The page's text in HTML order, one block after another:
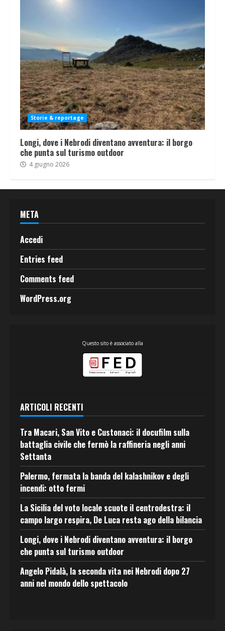
Storie & reportage
Longi, dove i Nebrodi diventano avventura: il borgo
che punta sul turismo outdoor
4 giugno 2026
META
Accedi
Entries feed
Comments feed
WordPress.org
Questo sito è associato alla
ARTICOLI RECENTI
Tra Macari, San Vito e Custonaci: il docufilm sulla
battaglia civile che fermò la raffineria negli anni
Settanta
Palermo, fermata la banda del kalashnikov e degli
incendi: otto fermi
La Sicilia del voto locale scuote il centrodestra: il
campo largo respira, De Luca resta ago della bilancia
Longi, dove i Nebrodi diventano avventura: il borgo
che punta sul turismo outdoor
Angelo Pidalà, la seconda vita nei Nebrodi dopo 27
anni nel mondo dello spettacolo